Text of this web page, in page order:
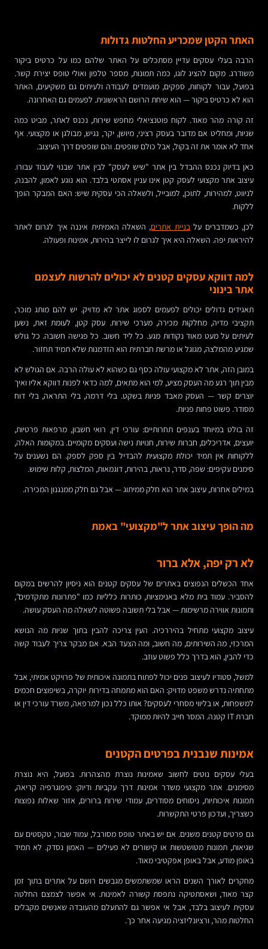
האתר הקטן שמכריע החלטות גדולות
הרבה בעלי עסקים עדיין מסתכלים על האתר שלהם כמו על כרטיס ביקור
משודרג. מקום להציג לוגו, כמה תמונות, מספר טלפון ואולי טופס יצירת קשר.
בפועל, עבור לקוחות, ספקים, מועמדים לעבודה ולעיתים גם משקיעים, האתר
הוא לא כרטיס ביקור — הוא שיחת הרושם הראשונית. לפעמים גם האחרונה.
זה קורה מהר מאוד. לקוח פוטנציאלי מחפש שירות, נכנס לאתר, מביט כמה
שניות, ומחליט אם מדובר בעסק רציני, מיושן, יקר, נגיש, מבולגן או מקצועי. אף
אחד לא אומר את זה בקול, אבל כולם שופטים. והם שופטים דרך העיצוב.
כאן בדיוק נכנס ההבדל בין אתר "שיש לעסק" לבין אתר שבנוי לעבוד עבורו.
עיצוב אתר מקצועי לעסק קטן אינו עניין אסתטי בלבד. הוא נוגע לאמון, להבנה,
לניווט, למהירות, לתוכן, למובייל, ולשאלה הכי עסקית שיש: האם המבקר הופך
ללקוח.
לכן, כשמדברים עלבניית אתרים, השאלה האמיתית איננה איך לגרום לאתר
להיראות יפה. השאלה היא איך לגרום לו לייצר בהירות, אמינות ופעולה.
למה דווקא עסקים קטנים לא יכולים להרשות לעצמם
אתר בינוני
תאגידים גדולים יכולים לפעמים לספוג אתר לא מדויק. יש להם מותג מוכר,
תקציבי מדיה, מחלקות מכירה, מערכי שירות. עסק קטן, לעומת זאת, נשען
לעיתים על מעט מאוד נקודות מגע. כל ליד חשוב. כל פגישה חשובה. כל גולש
שמגיע מהמלצה, מגוגל או מרשת חברתית הוא הזדמנות שלא תמיד תחזור.
במובן הזה, אתר לא מקצועי עולה כסף גם כשהוא לא עולה הרבה. אם הגולש לא
מבין תוך רגע מה העסק מציע, למי הוא מתאים, למה כדאי לפנות דווקא אליו ואיך
יוצרים קשר — העסק מאבד פניות בשקט. בלי דרמה, בלי התראה, בלי דוח
מסודר. פשוט פחות פניות.
זה בולט במיוחד בענפים תחרותיים: עורכי דין, רואי חשבון, מרפאות פרטיות,
יועצים, אדריכלים, חברות שירות, חנויות נישה ועסקים מקומיים. במקומות האלה,
ללקוחות אין תמיד יכולת מקצועית להבדיל בין ספק לספק. הם נשענים על
סימנים עקיפים: שפה, סדר, נראות, בהירות, דוגמאות, המלצות, קלות שימוש.
במילים אחרות, עיצוב אתר הוא חלק ממיתוג — אבל גם חלק ממנגנון המכירה.
מה הופך עיצוב אתר ל"מקצועי" באמת
לא רק יפה, אלא ברור
אחד הכשלים הנפוצים באתרים של עסקים קטנים הוא ניסיון להרשים במקום
להסביר. עמוד בית מלא באנימציות, כותרות כלליות כמו "פתרונות מתקדמים",
ותמונות אווירה מרשימות — אבל בלי תשובה פשוטה לשאלה מה העסק עושה.
עיצוב מקצועי מתחיל בהיררכיה. העין צריכה להבין בתוך שניות מה הנושא
המרכזי, מה השירותים, מה חשוב, ומה הצעד הבא. אם מבקר צריך לעבוד קשה
כדי להבין, הוא בדרך כלל פשוט עוזב.
למשל, סטודיו לעיצוב פנים יכול לפתוח בתמונה איכותית של פרויקט אמיתי, אבל
מתחתיה נדרש משפט מדויק: האם הוא מתמחה בדירות יוקרה, בשיפוצים חכמים
למשפחות, או בליווי מסחרי לעסקים? אותו כלל נכון למרפאה, משרד עורכי דין או
חברת IT קטנה. המסר חייב להיות ממוקד.
אמינות שנבנית בפרטים הקטנים
בעלי עסקים נוטים לחשוב שאמינות נוצרת מהצהרות. בפועל, היא נוצרת
מסימנים. אתר מקצועי משדר אמינות דרך עקביות ודיוק: טיפוגרפיה קריאה,
תמונות איכותיות, ניסוחים מסודרים, עמודי שירות ברורים, אזור שאלות נפוצות
כשצריך, ועדכון פרטי התקשרות.
גם פרטים קטנים משנים. אם יש באתר טופס מסורבל, עמוד שבור, טקסטים עם
שגיאות, תמונות מטושטשות או קישורים לא פעילים — האמון נסדק. לא תמיד
באופן מודע, אבל באופן אפקטיבי מאוד.
מחקרים לאורך השנים הראו שמשתמשים מגבשים רושם על אתרים בתוך זמן
קצר מאוד, ושאסתטיקה נתפסת קשורה לאמינות. אי אפשר לצמצם החלטה
עסקית לעיצוב בלבד, אבל אי אפשר גם להתעלם מהעובדה שאנשים מקבלים
החלטות מהר, ורציונליזציה מגיעה אחר כך.